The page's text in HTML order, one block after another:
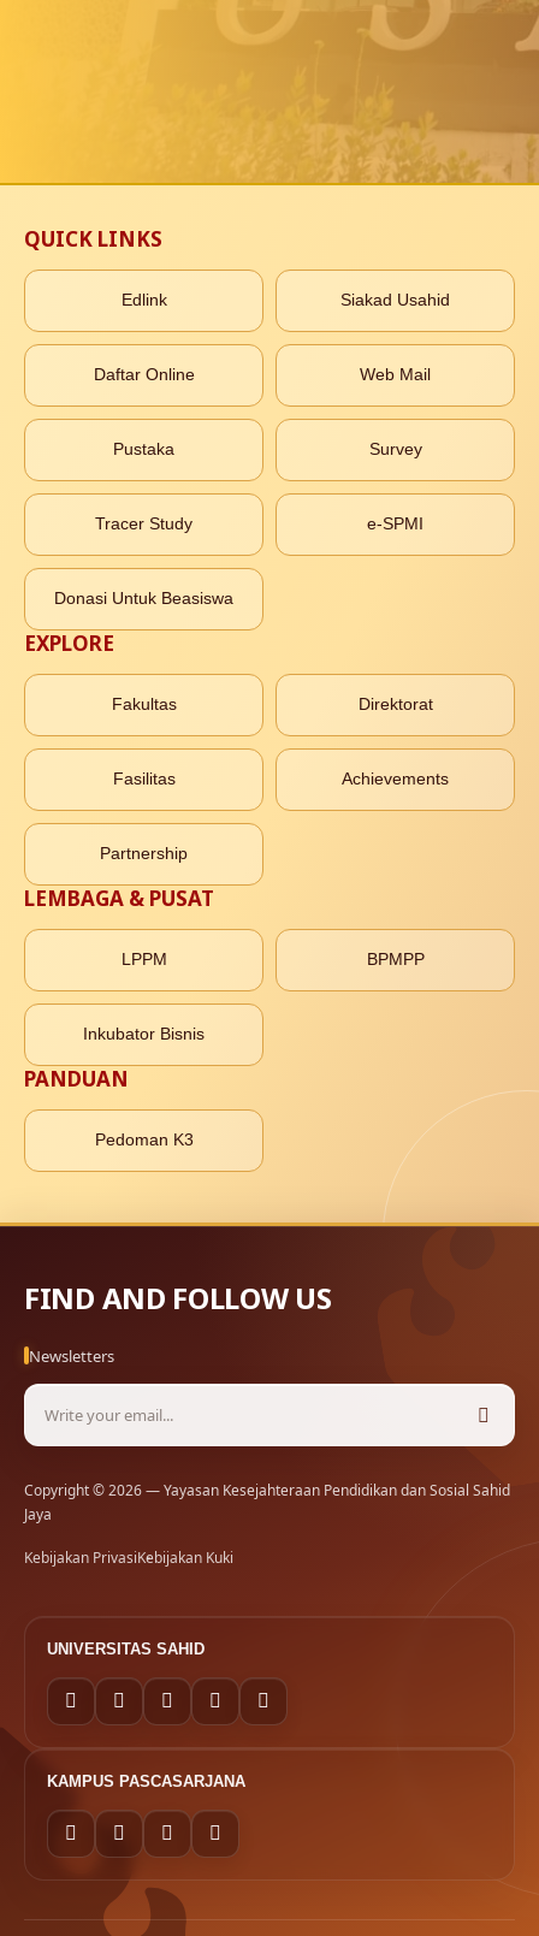
QUICK LINKS
Edlink Siakad Usahid
Daftar Online Web Mail
Pustaka Survey
Tracer Study e-SPMI
Donasi Untuk Beasiswa
EXPLORE
Fakultas Direktorat
Fasilitas Achievements
Partnership
LEMBAGA & PUSAT
LPPM BPMPP
Inkubator Bisnis
PANDUAN
Pedoman K3
FIND AND FOLLOW US
Newsletters
Copyright © 2026 — Yayasan Kesejahteraan Pendidikan dan Sosial Sahid
Jaya
Kebijakan PrivasiKebijakan Kuki
UNIVERSITAS SAHID
KAMPUS PASCASARJANA